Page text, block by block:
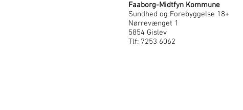
Faaborg-Midtfyn Kommune
Sundhed og Forebyggelse 18+
Nørrevænget 1
5854 Gislev
Tlf: 7253 6062